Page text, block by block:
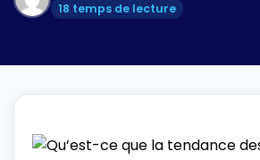
18 temps de lecture